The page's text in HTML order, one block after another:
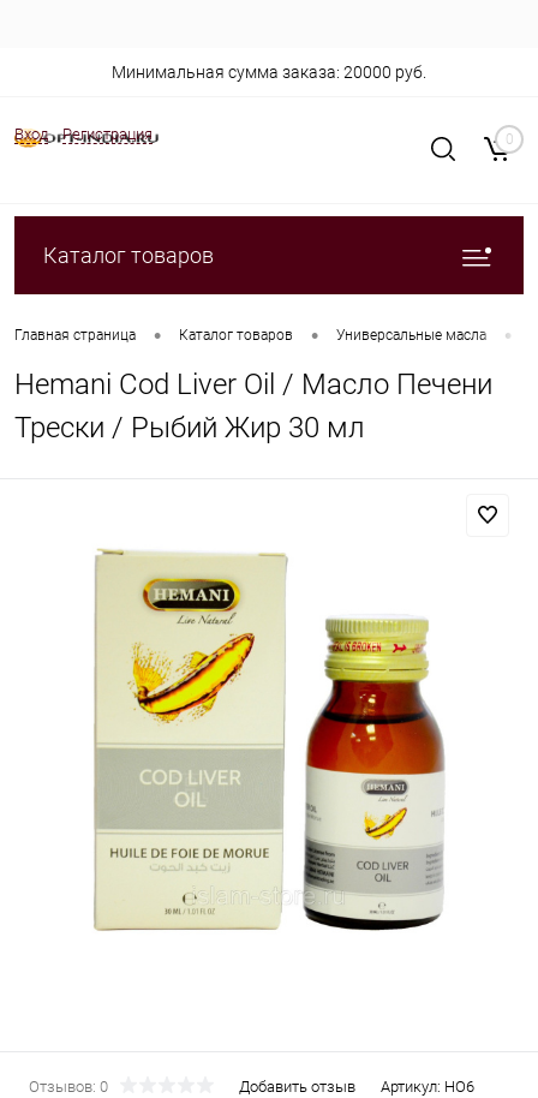
Вход Регистрация
Минимальная сумма заказа: 20000 руб.
0
Каталог товаров
Главная страница • Каталог товаров • Универсальные масла •
Hemani Cod Liver Oil / Масло Печени
Трески / Рыбий Жир 30 мл
Отзывов: 0 Добавить отзыв Артикул: HO6